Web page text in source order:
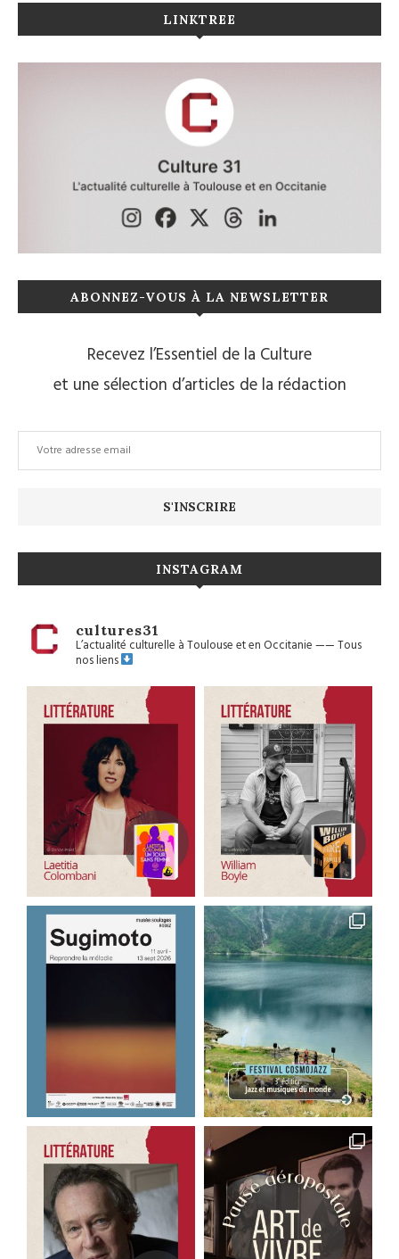
LINKTREE
ABONNEZ-VOUS À LA NEWSLETTER
Recevez l’Essentiel de la Culture
et une sélection d’articles de la rédaction
INSTAGRAM
cultures31
L’actualité culturelle à Toulouse et en Occitanie——Tous
nos liens